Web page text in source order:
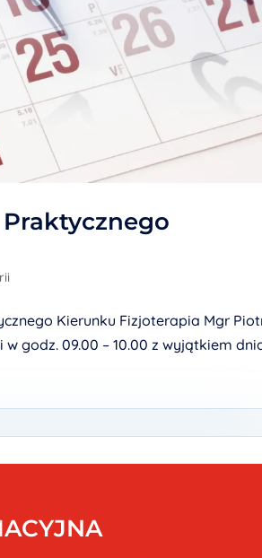
Kierunku Fizjoterapia Mgr
godz. 09.00 – 10.00 z wyjątkiem